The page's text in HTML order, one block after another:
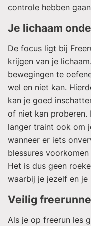
controle hebben
Je lichaam
De focus ligt bij
krijgen van je
bewegingen te
wel en niet kan.
kan je goed
of niet kan proberen.
langer traint ook om
wanneer er iets
blessures
Het is dus geen
waarbij je jezelf en
Veilig
Als je op freerun les